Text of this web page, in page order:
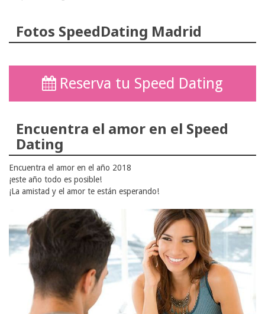
Fotos SpeedDating Madrid
Reserva tu Speed Dating
Encuentra el amor en el Speed
Dating
Encuentra el amor en el año 2018
¡este año todo es posible!
¡La amistad y el amor te están esperando!